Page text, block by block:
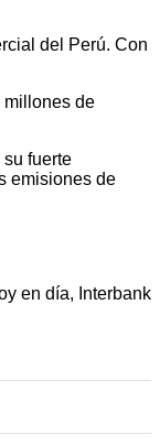
del Perú. Con
millones de
fuerte
emisiones de
en día, Interbank